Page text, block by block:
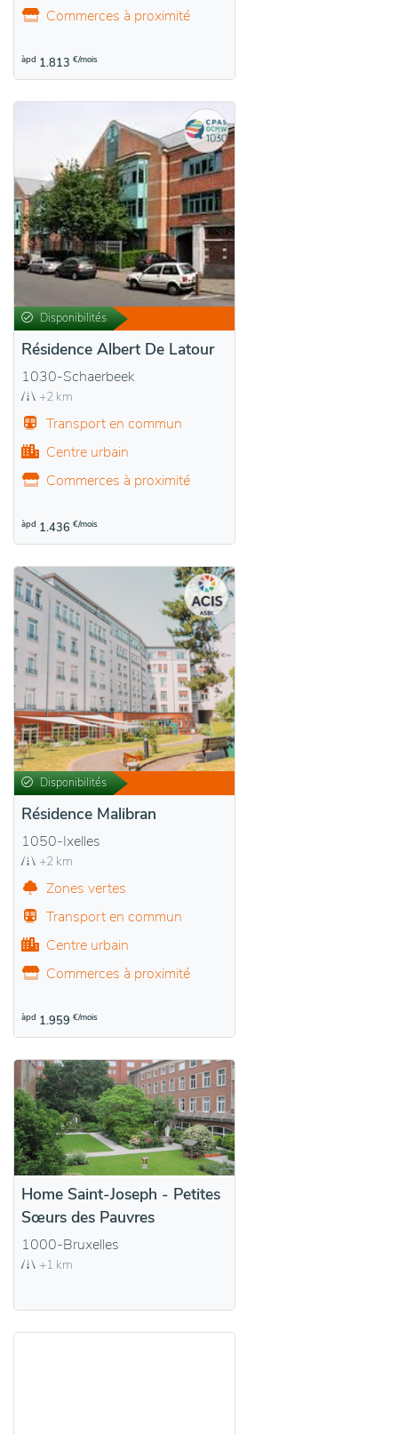
Commerces à proximité
àpd 1.813 €/mois
Disponibilités
Résidence Albert De Latour
1030-Schaerbeek
+2 km
Transport en commun
Centre urbain
Commerces à proximité
àpd 1.436 €/mois
Disponibilités
Résidence Malibran
1050-Ixelles
+2 km
Zones vertes
Transport en commun
Centre urbain
Commerces à proximité
àpd 1.959 €/mois
Home Saint-Joseph - Petites
Sœurs des Pauvres
1000-Bruxelles
+1 km